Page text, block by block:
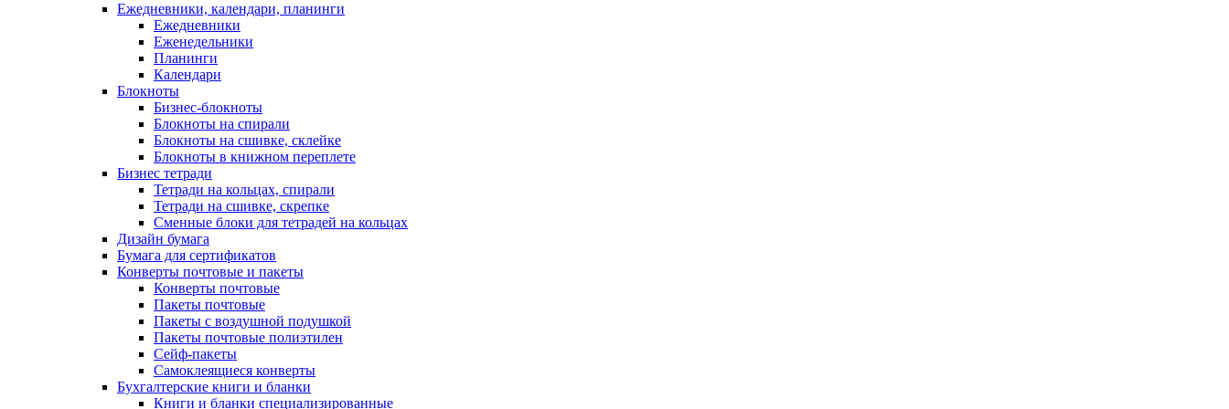
Ежедневники, календари, планинги
Ежедневники
Еженедельники
Планинги
Календари
Блокноты
Бизнес-блокноты
Блокноты на спирали
Блокноты на сшивке, склейке
Блокноты в книжном переплете
Бизнес тетради
Тетради на кольцах, спирали
Тетради на сшивке, скрепке
Сменные блоки для тетрадей на кольцах
Дизайн бумага
Бумага для сертификатов
Конверты почтовые и пакеты
Конверты почтовые
Пакеты почтовые
Пакеты с воздушной подушкой
Пакеты почтовые полиэтилен
Сейф-пакеты
Самоклеящиеся конверты
Бухгалтерские книги и бланки
Книги и бланки специализированные